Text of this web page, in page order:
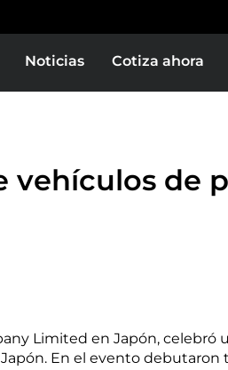
Noticias Cotiza ahora
vehículos de
Limited en Japón,
En el evento debutaron